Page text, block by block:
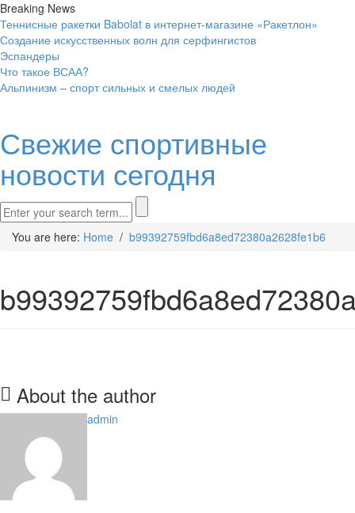
Breaking News
Теннисные ракетки Babolat в интернет-магазине «Ракетлон»
Создание искусственных волн для серфингистов
Эспандеры
Что такое ВСАА?
Альпинизм – спорт сильных и смелых людей
Свежие спортивные
новости сегодня
You are here: Home / b99392759fbd6a8ed72380a2628fe1b6
About the author
admin